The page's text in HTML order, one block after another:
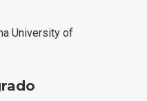
University of